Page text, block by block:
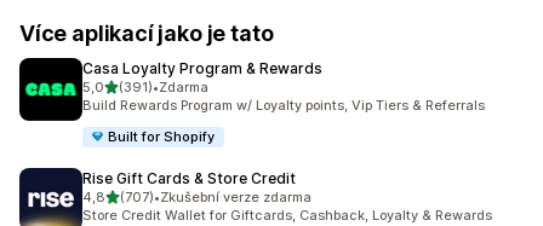
Více aplikací jako je tato
Casa Loyalty Program & Rewards
5,0z 5 hvězd
(391)
Celkový počet recenzí: 391
•Zdarma
Build Rewards Program w/ Loyalty points, Vip Tiers & Referrals
Built for Shopify
Rise Gift Cards & Store Credit
4,8z 5 hvězd
(707)
Celkový počet recenzí: 707
•Zkušební verze zdarma
Store Credit Wallet for Giftcards, Cashback, Loyalty & Rewards